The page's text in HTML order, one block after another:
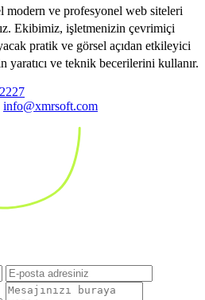
modern ve profesyonel web siteleri
Ekibimiz, işletmenizin çevrimiçi
pratik ve görsel açıdan etkileyici
yaratıcı ve teknik becerilerini kullanır.
info@xmrsoft.com